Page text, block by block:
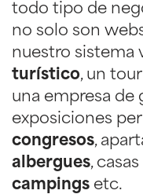
todo tipo de
no solo son
nuestro sistema
turístico, un
una empresa de
exposiciones
congresos,
albergues,
campings etc.